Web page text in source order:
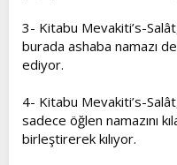
3- Kitabu Mevakiti’s-
burada ashaba namazı
ediyor.
4- Kitabu Mevakiti’s-
sadece öğlen namazını
birleştirerek kılıyor.